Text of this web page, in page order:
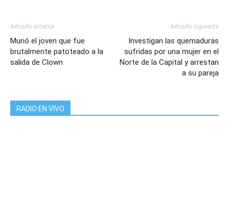
Artículo anterior
Murió el joven que fue
brutalmente patoteado a la
salida de Clown
Artículo siguiente
Investigan las quemaduras
sufridas por una mujer en el
Norte de la Capital y arrestan
a su pareja
RADIO EN VIVO